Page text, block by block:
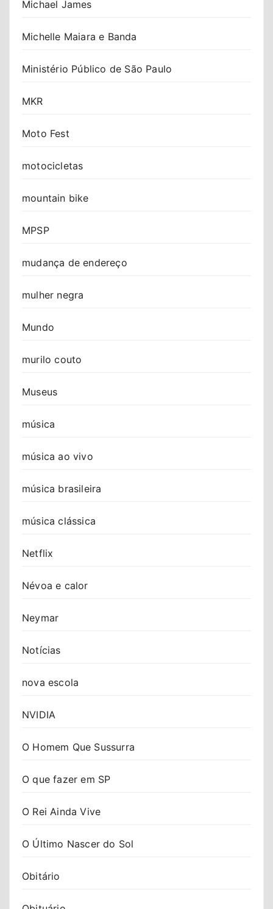
Michael James
Michelle Maiara e Banda
Ministério Público de São Paulo
MKR
Moto Fest
motocicletas
mountain bike
MPSP
mudança de endereço
mulher negra
Mundo
murilo couto
Museus
música
música ao vivo
música brasileira
música clássica
Netflix
Névoa e calor
Neymar
Notícias
nova escola
NVIDIA
O Homem Que Sussurra
O que fazer em SP
O Rei Ainda Vive
O Último Nascer do Sol
Obitário